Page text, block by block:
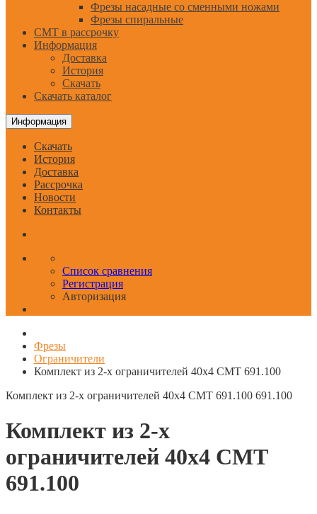
Фрезы насадные со сменными ножами
Фрезы спиральные
CMT в рассрочку
Информация
Доставка
История
Скачать
Скачать каталог
Информация
Скачать
История
Доставка
Рассрочка
Новости
Контакты
Список сравнения
Регистрация
Авторизация
Фрезы
Ограничители
Комплект из 2-х ограничителей 40x4 CMT 691.100
Комплект из 2-х ограничителей 40x4 CMT 691.100 691.100
Комплект из 2-х
ограничителей 40x4 CMT
691.100